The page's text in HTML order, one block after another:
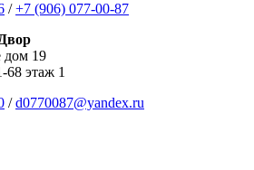
/+7 (906) 077-00-87
дом 19
68 этаж 1
/d0770087@yandex.ru